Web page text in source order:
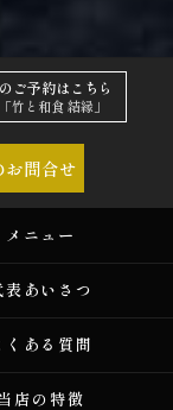
ご予約はこちら
竹と和食 結縁」
お問合せ
メニュー
表あいさつ
くある質問
店の特徴